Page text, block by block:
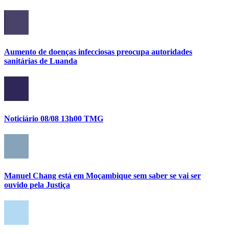
Aumento de doenças infecciosas preocupa autoridades
sanitárias de Luanda
Noticiário 08/08 13h00 TMG
Manuel Chang está em Moçambique sem saber se vai ser
ouvido pela Justiça